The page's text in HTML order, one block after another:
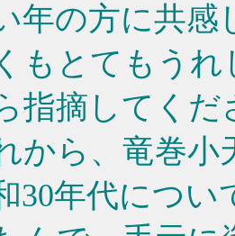
年の方に共
もとてもう
指摘してくだ
から、竜巻
30年代につ